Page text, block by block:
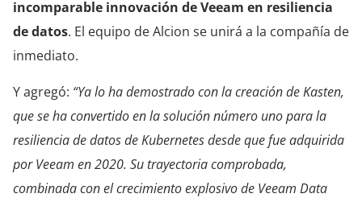
incomparable innovación de Veeam en resiliencia
de datos. El equipo de Alcion se unirá a la compañía de
inmediato.
Y agregó: “Ya lo ha demostrado con la creación de Kasten,
que se ha convertido en la solución número uno para la
resiliencia de datos de Kubernetes desde que fue adquirida
por Veeam en 2020. Su trayectoria comprobada,
combinada con el crecimiento explosivo de Veeam Data